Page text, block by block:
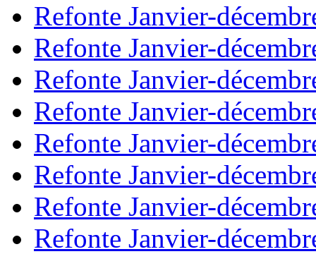
Refonte Janvier-
Refonte Janvier-
Refonte Janvier-
Refonte Janvier-
Refonte Janvier-
Refonte Janvier-
Refonte Janvier-
Refonte Janvier-